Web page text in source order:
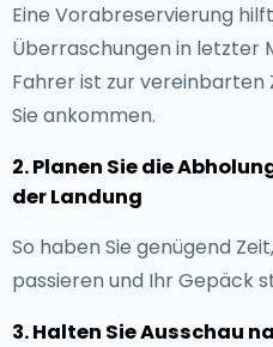
Eine Vorabreservierung
Überraschungen in letzter
Fahrer ist zur vereinbarten
Sie ankommen.
2. Planen Sie die
der Landung
So haben Sie genügend
passieren und Ihr Gepäck
3. Halten Sie Ausschau